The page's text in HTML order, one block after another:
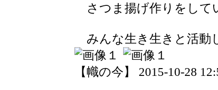
さつま揚げ作りをして
みんな生き生きと活動
【幟の今】 2015-10-28